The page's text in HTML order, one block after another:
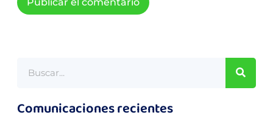
Comunicaciones recientes